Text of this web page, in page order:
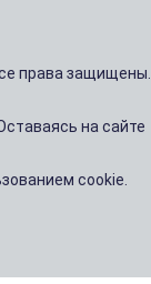
права защищены.
на сайте
cookie.